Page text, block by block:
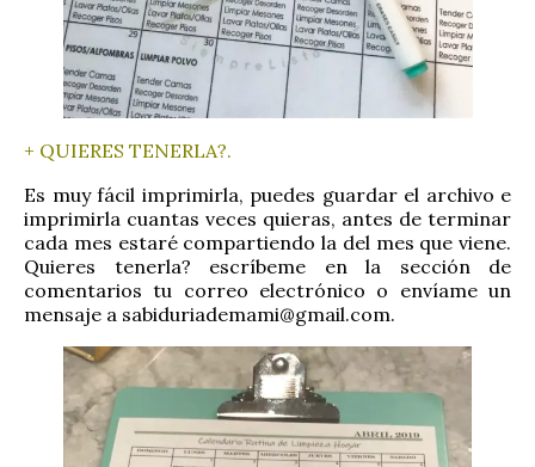
+ QUIERES TENERLA?.
Es muy fácil imprimirla, puedes guardar el archivo e
imprimirla cuantas veces quieras, antes de terminar
cada mes estaré compartiendo la del mes que viene.
Quieres tenerla? escríbeme en la sección de
comentarios tu correo electrónico o envíame un
mensaje a sabiduriademami@gmail.com.